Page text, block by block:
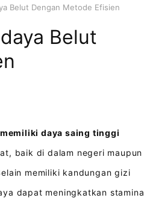
Belut Dengan Metode Efisien
Belut
daya saing tinggi
baik di dalam negeri maupun
memiliki kandungan gizi
dapat meningkatkan stamina